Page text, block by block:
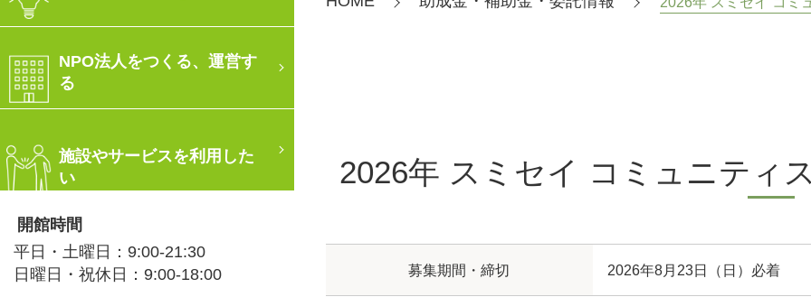
NPO法人をつくる、運営す
る
施設やサービスを利用した
い
開館時間
平日・土曜日：9:00-21:30
日曜日・祝休日：9:00-18:00
2026年 スミセイ コミュニティ
募集期間・締切 2026年8月23日（日）必着